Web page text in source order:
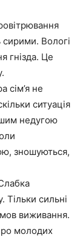
сирими. Вологі
гнізда. Це
сім’я не
ситуація
недугою
зношуються,
сильні
виживання.
молодих